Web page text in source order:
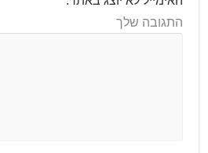
התגובה שלך